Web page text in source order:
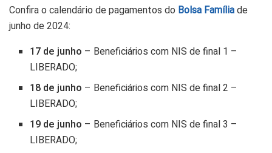
Confira o calendário de pagamentos do Bolsa Família de
junho de 2024:
17 de junho – Beneficiários com NIS de final 1 –
LIBERADO;
18 de junho – Beneficiários com NIS de final 2 –
LIBERADO;
19 de junho – Beneficiários com NIS de final 3 –
LIBERADO;